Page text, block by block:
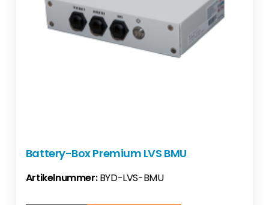
Battery-Box Premium LVS BMU
Artikelnummer:BYD-LVS-BMU